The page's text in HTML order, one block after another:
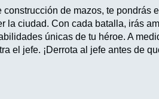
construcción de mazos, te
la ciudad. Con cada batalla, irás
únicas de tu héroe. A
el jefe. ¡Derrota al jefe antes de